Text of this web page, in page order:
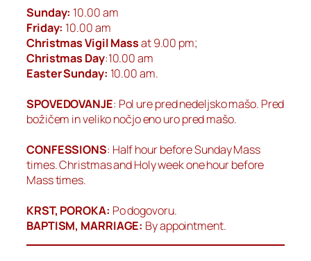
Sunday: 10.00 am
Friday: 10.00 am
Christmas Vigil Massat 9.00 pm;
Christmas Day:10.00 am
Easter Sunday: 10.00 am.
SPOVEDOVANJE: Pol ure pred nedeljsko mašo. Pred
božičem in veliko nočjo eno uro pred mašo.
CONFESSIONS: Half hour before Sunday Mass
times. Christmas and Holy week one hour before
Mass times.
KRST, POROKA: Po dogovoru.
BAPTISM, MARRIAGE: By appointment.